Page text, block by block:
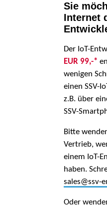
Sie
Internet
Der IoT-
EUR 99,-*
wenigen
einen SSV-
z.B. über
SSV-
Bitte
Vertrieb,
einem IoT-
haben.
sales@ssv-
Oder